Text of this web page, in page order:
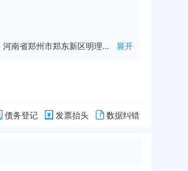
河南大学是一家从事培养高等学历人才,促进科技文化发展,哲学教育等业务的公司，成立于2019年09月04日，公司坐落在河南省，详细地址为：河南省郑州市郑东新区明理路北段379号;经国家企业信用信息公示系统查询得知，河南大学的信用代码/税号为12410000416306716T，法人是张锁江，注册资本为712920.8万元，企业的经营范围为:培养高等学历人才，促进科技文化发展。 哲学、理学、文学、工学、医学、管理学、经济学、法学、教育学、历史学学科大学专科、本科与硕士、博士研究生学历教育 相关科学研究、继续教育、专业培训、学术交流与社会服务 展开
债务登记 发票抬头 数据纠错